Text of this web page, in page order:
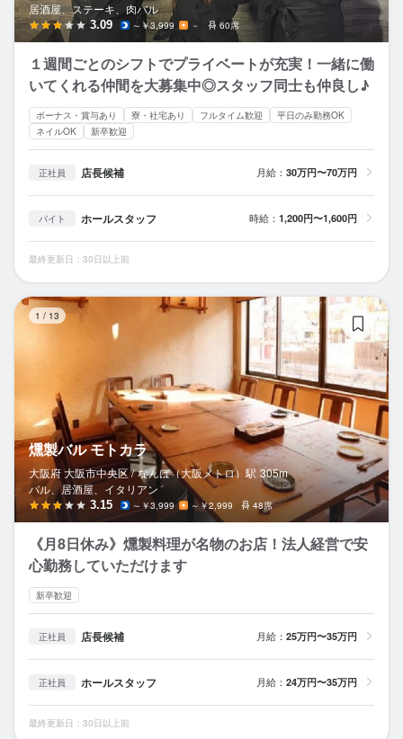
居酒屋、ステーキ、肉バル
3.09 ～￥3,999 － 60席
１週間ごとのシフトでプライベートが充実！一緒に働
いてくれる仲間を大募集中◎スタッフ同士も仲良し♪
ボーナス・賞与あり 寮・社宅あり フルタイム歓迎
平日のみ勤務OK
ネイルOK
新卒歓迎
正社員 店長候補 月給： 30万円〜70万円
バイト ホールスタッフ 時給： 1,200円〜1,600円
最終更新日：30日以上前
1 / 13
燻製バル モトカラ
大阪府 大阪市中央区 / なんば（大阪メトロ） 駅 305m
バル、居酒屋、イタリアン
3.15 ～￥3,999 ～￥2,999 48席
《月8日休み》燻製料理が名物のお店！法人経営で安
心勤務していただけます
新卒歓迎
正社員 店長候補 月給： 25万円〜35万円
正社員 ホールスタッフ 月給： 24万円〜35万円
最終更新日：30日以上前